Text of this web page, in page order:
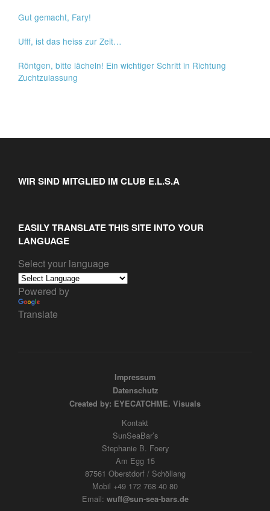
Gut gemacht, Fary!
Ufff, ist das heiss zur Zeit…
Röntgen, bitte lächeln! Ein wichtiger Schritt in Richtung
Zuchtzulassung
WIR SIND MITGLIED IM CLUB E.L.S.A
EASILY TRANSLATE THIS SITE INTO YOUR
LANGUAGE
Select your language
Powered by
Translate
Impressum
Datenschutz
Created by: EYECATCHME. Visuals
Kontakt
SunSeaBar’s
Stephanie B. Foery
Am Egg 15
87561 Oberstdorf / Schöllang
Mobil +49 172 768 40 80
Email: wuff@sun-sea-bars.de